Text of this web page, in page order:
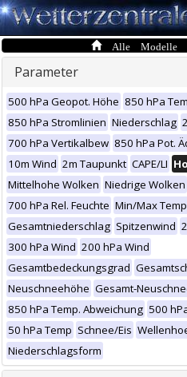
Alle Modelle
Parameter
500 hPa Geopot. Höhe 850 hPa
850 hPa Stromlinien Niederschlag
700 hPa Vertikalbew 850 hPa Pot.
10m Wind 2m Taupunkt CAPE/LI
Mittelhohe Wolken Niedrige Wolken
700 hPa Rel. Feuchte Min/Max
Gesamtniederschlag Spitzenwind
300 hPa Wind 200 hPa Wind
Gesamtbedeckungsgrad
Neuschneehöhe Gesamt-
850 hPa Temp. Abweichung 500
50 hPa Temp Schnee/Eis
Niederschlagsform